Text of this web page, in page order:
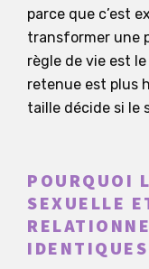
parce que c’est
transformer une
règle de vie est
retenue est plus
taille décide si le
POURQUOI
SEXUELLE
IDENTIQUES